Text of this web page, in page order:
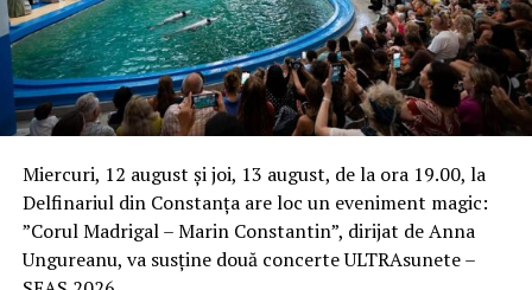
Miercuri, 12 august și joi, 13 august, de la ora 19.00, la
Delfinariul din Constanța are loc un eveniment magic:
”Corul Madrigal – Marin Constantin”, dirijat de Anna
Ungureanu, va susține două concerte ULTRAsunete –